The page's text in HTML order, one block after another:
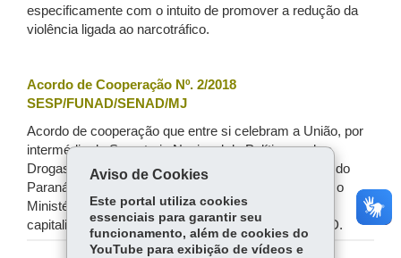
especificamente com o intuito de promover a redução da
violência ligada ao narcotráfico.
Acordo de Cooperação Nº. 2/2018
SESP/FUNAD/SENAD/MJ
Acordo de cooperação que entre si celebram a União, por
intermédio da Secretaria Nacional de Políticas sobre
Drogas - SENAD, do Ministério da Justiça, o Estado do
Paraná, o Tribunal de Justiça do Estado do Paraná e o
Ministério Público do Estado do Paraná, visando à
capitalização do Fundo Nacional Antidrogas - FUNAD.
Aviso de Cookies
Este portal utiliza cookies
essenciais para garantir seu
funcionamento, além de cookies do
YouTube para exibição de vídeos e